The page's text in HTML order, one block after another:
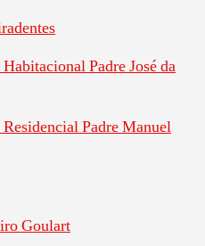
Padre José da
Padre Manuel
Goulart